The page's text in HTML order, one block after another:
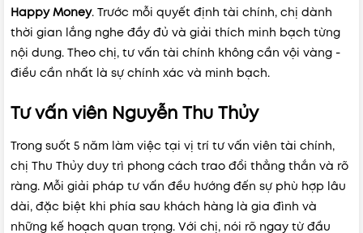
Happy Money. Trước mỗi quyết định tài chính, chị dành
thời gian lắng nghe đầy đủ và giải thích minh bạch từng
nội dung. Theo chị, tư vấn tài chính không cần vội vàng -
điều cần nhất là sự chính xác và minh bạch.
Tư vấn viên Nguyễn Thu Thủy
Trong suốt 5 năm làm việc tại vị trí tư vấn viên tài chính,
chị Thu Thủy duy trì phong cách trao đổi thẳng thắn và rõ
ràng. Mỗi giải pháp tư vấn đều hướng đến sự phù hợp lâu
dài, đặc biệt khi phía sau khách hàng là gia đình và
những kế hoạch quan trọng. Với chị, nói rõ ngay từ đầu